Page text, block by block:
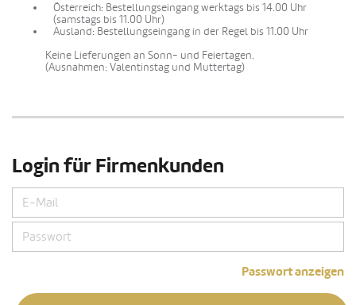
Österreich: Bestellungseingang werktags bis 14.00 Uhr
(samstags bis 11.00 Uhr)
Ausland: Bestellungseingang in der Regel bis 11.00 Uhr
Keine Lieferungen an Sonn- und Feiertagen.
(Ausnahmen: Valentinstag und Muttertag)
Login für Firmenkunden
Passwort anzeigen